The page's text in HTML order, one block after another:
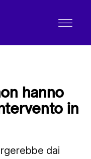
hanno
in
dai